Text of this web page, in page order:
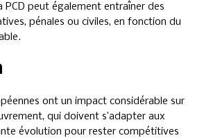
PCD peut également entraîner des
pénales ou civiles, en fonction du
ont un impact considérable sur
qui doivent s’adapter aux
évolution pour rester compétitives